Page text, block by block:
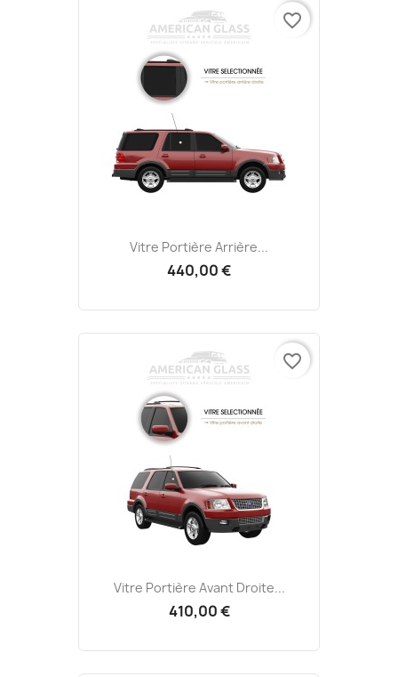
Vitre Portière Arrière...
440,00 €
favorite_border
Vitre Portière Avant Droite...
410,00 €
favorite_border